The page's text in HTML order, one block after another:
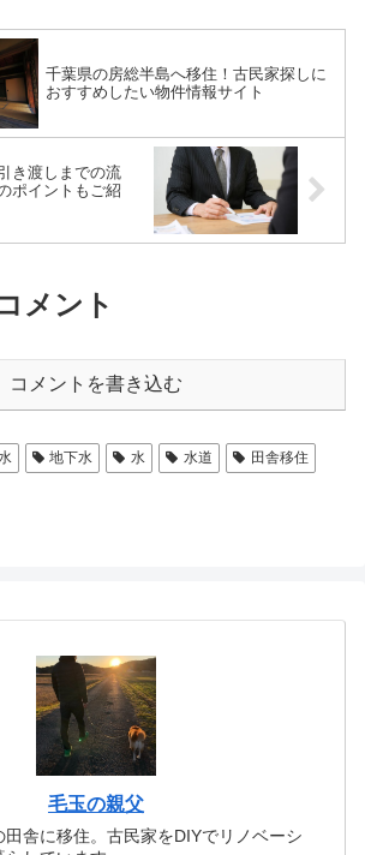
千葉県の房総半島へ移住！古民家探しに
おすすめしたい物件情報サイト
き渡しまでの流
ポイントもご紹
メント
コメントを書き込む
地下水 水 水道
田舎移住
毛玉の親父
田舎に移住。古民家をDIYでリノベーシ